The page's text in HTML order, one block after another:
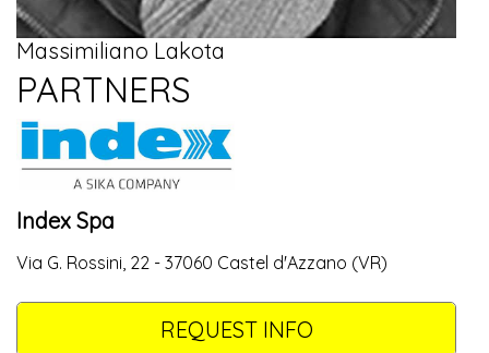
Massimiliano Lakota
PARTNERS
Index Spa
Via G. Rossini, 22 - 37060 Castel d'Azzano (VR)
REQUEST INFO